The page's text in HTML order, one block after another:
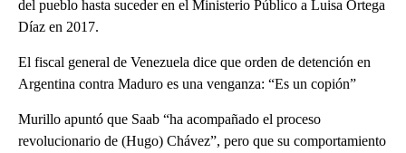
del pueblo hasta suceder en el Ministerio Público a Luisa Ortega
Díaz en 2017.
El fiscal general de Venezuela dice que orden de detención en
Argentina contra Maduro es una venganza: “Es un copión”
Murillo apuntó que Saab “ha acompañado el proceso
revolucionario de (Hugo) Chávez”, pero que su comportamiento